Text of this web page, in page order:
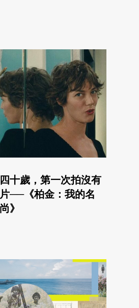
十歲，第一次拍沒有
──《柏金：我的名
》